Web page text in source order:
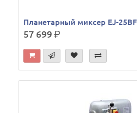
Планетарный миксер EJ-25BF
57 699р.